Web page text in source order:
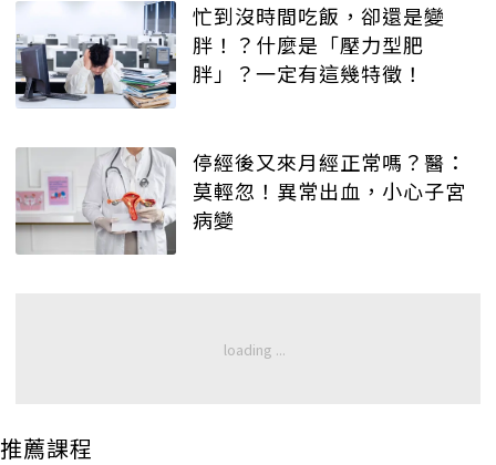
忙到沒時間吃飯，卻還是變
胖！？什麼是「壓力型肥
胖」？一定有這幾特徵！
停經後又來月經正常嗎？醫：
莫輕忽！異常出血，小心子宮
病變
推薦課程